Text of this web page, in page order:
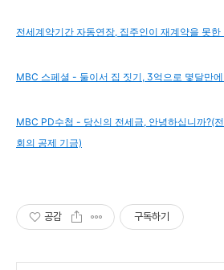
전세계약기간 자동연장, 집주인이 재계약을 못한
MBC 스페셜 - 둘이서 집 짓기, 3억으로 몇달만
MBC PD수첩 - 당신의 전세금, 안녕하십니까?(
회의 공제 기금)
공감 구독하기